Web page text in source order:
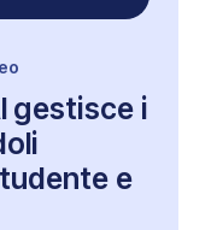
gestisce i
e